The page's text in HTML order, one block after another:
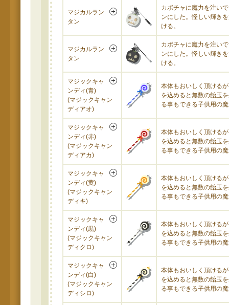
マジカルラン
タン
カボチャに魔力を注い
ンにした。怪しい輝き
ける。
マジカルラン
タン
カボチャに魔力を注い
ンにした。怪しい輝き
ける。
マジックキャ
ンディ(青)
(マジックキャン
ディアオ)
本体もおいしく頂ける
を込めると無数の飴玉
る事もできる子供用の
マジックキャ
ンディ(赤)
(マジックキャン
ディアカ)
本体もおいしく頂ける
を込めると無数の飴玉
る事もできる子供用の
マジックキャ
ンディ(黄)
(マジックキャン
ディキ)
本体もおいしく頂ける
を込めると無数の飴玉
る事もできる子供用の
マジックキャ
ンディ(黒)
(マジックキャン
ディクロ)
本体もおいしく頂ける
を込めると無数の飴玉
る事もできる子供用の
マジックキャ
ンディ(白)
(マジックキャン
ディシロ)
本体もおいしく頂ける
を込めると無数の飴玉
る事もできる子供用の